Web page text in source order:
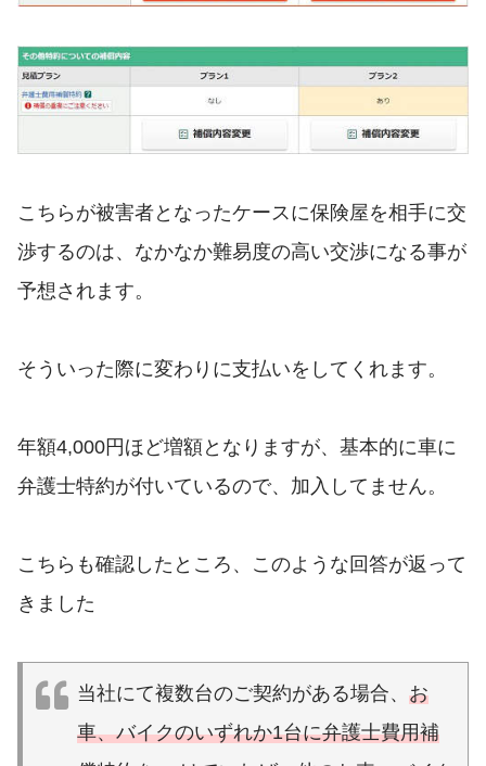
こちらが被害者となったケースに保険屋を相手に交
渉するのは、なかなか難易度の高い交渉になる事が
予想されます。
そういった際に変わりに支払いをしてくれます。
年額4,000円ほど増額となりますが、基本的に車に
弁護士特約が付いているので、加入してません。
こちらも確認したところ、このような回答が返って
きました
当社にて複数台のご契約がある場合、 お
車、バイクのいずれか1台に弁護士費用補